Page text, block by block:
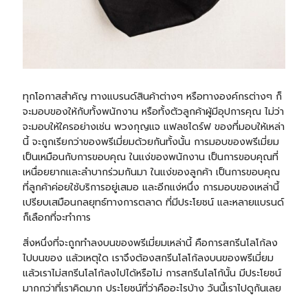
ทุกโอกาสสำคัญ ทางแบรนด์สินค้าต่างๆ หรือทางองค์กรต่างๆ ก็
จะมอบของให้กับทั้งพนักงาน หรือทั้งตัวลูกค้าผู้มีอุปการคุณ ไม่ว่า
จะมอบให้ใครอย่างเช่น พวงกุญแจ แฟลชไดร์ฟของที่มอบให้เหล่า
นี้ จะถูกเรียกว่าของพรีเมี่ยมด้วยกันทั้งนั้น การมอบของพรีเมี่ยม
เป็นเหมือนกับการขอบคุณ ในแง่ของพนักงาน เป็นการขอบคุณที่
เหนื่อยยากและลำบากร่วมกันมา ในแง่ของลูกค้า เป็นการขอบคุณ
ที่ลูกค้าค่อยใช้บริการอยู่เสมอ และอีกแง่หนึ่ง การมอบของเหล่านี้
เปรียบเสมือนกลยุทธ์ทางการตลาด ที่มีประโยชน์ และหลายแบรนด์
ก็เลือกที่จะทำการ
สิ่งหนึ่งที่จะถูกทำลงบนของพรีเมี่ยมเหล่านี้ คือการสกรีนโลโก้ลง
ไปบนของ แล้วเหตุใด เราจึงต้องสกรีนโลโก้ลงบนของพรีเมี่ยม
แล้วเราไม่สกรีนโลโก้ลงไปได้หรือไม่ การสกรีนโลโก้นั้น มีประโยชน์
มากกว่าที่เราคิดมาก ประโยชน์ที่ว่าคืออะไรบ้าง วันนี้เราไปดูกันเลย